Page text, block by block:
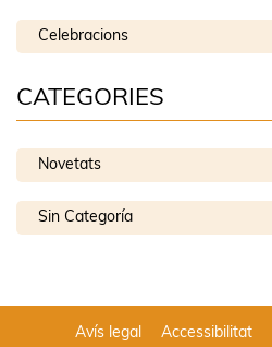
Celebracions
CATEGORIES
Novetats
Sin Categoría
Avís legal Accessibilitat